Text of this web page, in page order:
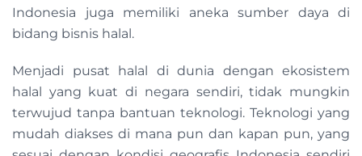
Indonesia juga memiliki aneka sumber daya di
bidang bisnis halal.
Menjadi pusat halal di dunia dengan ekosistem
halal yang kuat di negara sendiri, tidak mungkin
terwujud tanpa bantuan teknologi. Teknologi yang
mudah diakses di mana pun dan kapan pun, yang